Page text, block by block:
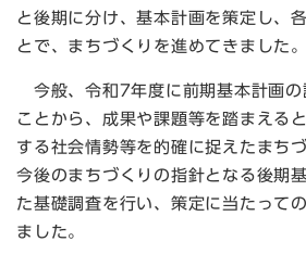
と後期に分け、基本計画を策定し、
とで、まちづくりを進めてきました。
今般、令和7年度に前期基本計画の
ことから、成果や課題等を踏まえる
する社会情勢等を的確に捉えたまち
今後のまちづくりの指針となる後期
た基礎調査を行い、策定に当たって
ました。